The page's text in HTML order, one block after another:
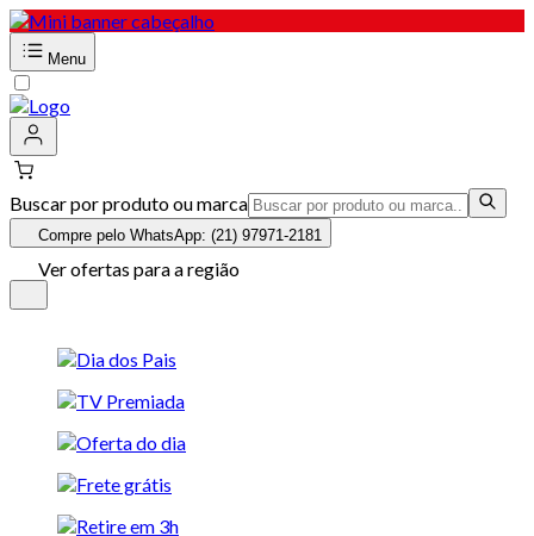
Menu
Buscar por produto ou marca
Compre pelo WhatsApp: (21) 97971-2181
Ver ofertas para a região